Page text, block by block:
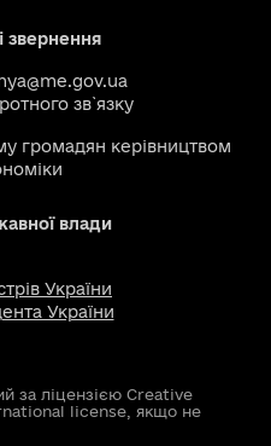
звернення
зв`язку
громадян керівництвом
влади
України
України
за ліцензією Creative
license, якщо не